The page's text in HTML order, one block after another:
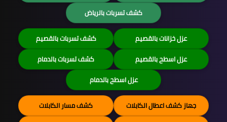
كشف تسربات بالرياض
عزل خزانات بالقصيم
كشف تسربات بالقصيم
عزل اسطح بالقصيم
كشف تسربات بالدمام
عزل اسطح بالدمام
جهاز كشف اعطال الكابلات
كشف مسار الكابلات